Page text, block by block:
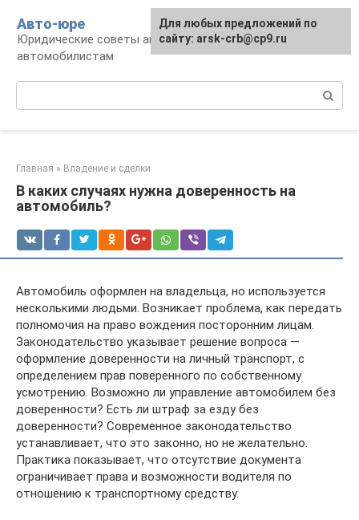
контенту
Авто-юре
Юридические советы автовладельцам и
автомобилистам
Главная » Владение и сделки
В каких случаях нужна доверенность на
автомобиль?
Автомобиль оформлен на владельца, но используется
несколькими людьми. Возникает проблема, как передать
полномочия на право вождения посторонним лицам.
Законодательство указывает решение вопроса —
оформление доверенности на личный транспорт, с
определением прав поверенного по собственному
усмотрению. Возможно ли управление автомобилем без
доверенности? Есть ли штраф за езду без
доверенности? Современное законодательство
устанавливает, что это законно, но не желательно.
Практика показывает, что отсутствие документа
ограничивает права и возможности водителя по
отношению к транспортному средству.
Для любых предложений по
сайту: arsk-crb@cp9.ru